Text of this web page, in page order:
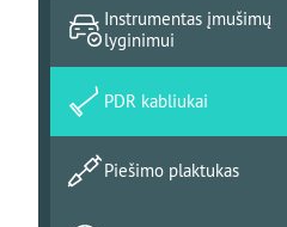
Instrumentas įmušimų
lyginimui
PDR kabliukai
Piešimo plaktukas